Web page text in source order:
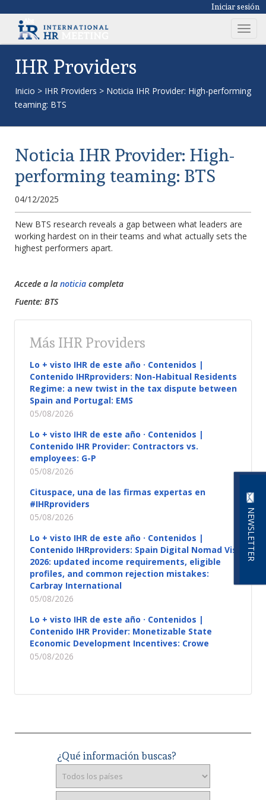
Iniciar sesión
T
o
e
a
n
NEWSLETTER
IHR Providers
Inicio > IHR Providers > Noticia IHR Provider: High-performing
teaming: BTS
Noticia IHR Provider: High-
performing teaming: BTS
04/12/2025
New BTS research reveals a gap between what leaders are
working hardest on in their teams and what actually sets the
highest performers apart.
Accede a la noticia completa
Fuente: BTS
Más IHR Providers
Lo + visto IHR de este año · Contenidos |
Contenido IHRproviders: Non-Habitual Residents
Regime: a new twist in the tax dispute between
Spain and Portugal: EMS
05/08/2026
Lo + visto IHR de este año · Contenidos |
Contenido IHR Provider: Contractors vs.
employees: G-P
05/08/2026
Cituspace, una de las firmas expertas en
#IHRproviders
05/08/2026
Lo + visto IHR de este año · Contenidos |
Contenido IHRproviders: Spain Digital Nomad Visa
2026: updated income requirements, eligible
profiles, and common rejection mistakes:
Carbray International
05/08/2026
Lo + visto IHR de este año · Contenidos |
Contenido IHR Provider: Monetizable State
Economic Development Incentives: Crowe
05/08/2026
¿Qué información buscas?